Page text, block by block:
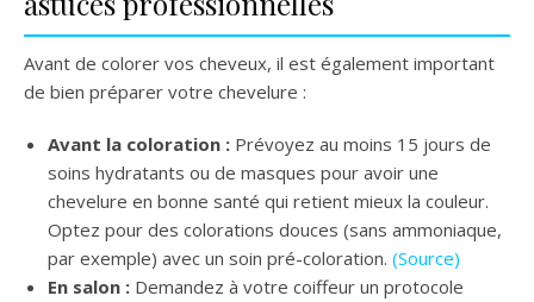
Avant de colorer vos cheveux, il est également important
de bien préparer votre chevelure :
Avant la coloration : Prévoyez au moins 15 jours de
soins hydratants ou de masques pour avoir une
chevelure en bonne santé qui retient mieux la couleur.
Optez pour des colorations douces (sans ammoniaque,
par exemple) avec un soin pré-coloration. (Source)
En salon : Demandez à votre coiffeur un protocole